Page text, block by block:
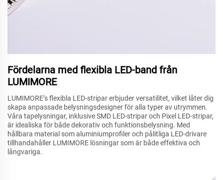
Fördelarna med flexibla LED-band från
LUMIMORE
LUMIMORE’s flexibla LED-stripar erbjuder versatilitet, vilket låter dig
skapa anpassade belysningsdesigner för alla typer av utrymmen.
Våra tapelysningar, inklusive SMD LED-stripar och Pixel LED-stripar,
är idealiska för både dekorativ och funktionsbelysning. Med
hållbara material som aluminiumprofiler och pålitliga LED-drivare
tillhandahåller LUMIMORE lösningar som är både effektiva och
långvariga.